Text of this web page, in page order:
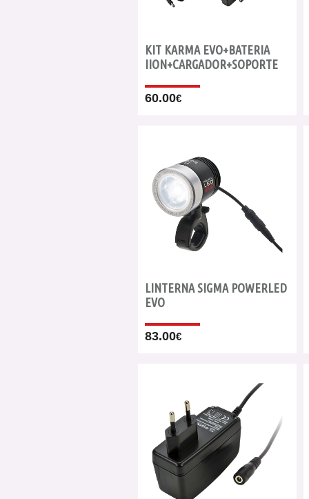
KIT KARMA EVO+BATERIA
IION+CARGADOR+SOPORTE
60.00€
LINTERNA SIGMA POWERLED
EVO
83.00€